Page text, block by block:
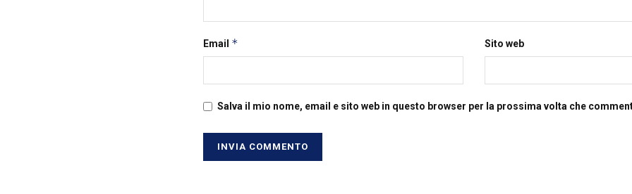
Email * Sito web
Salva il mio nome, email e sito web in questo browser per la prossima volta che